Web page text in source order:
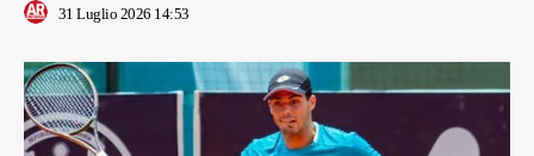
31 Luglio 2026 14:53